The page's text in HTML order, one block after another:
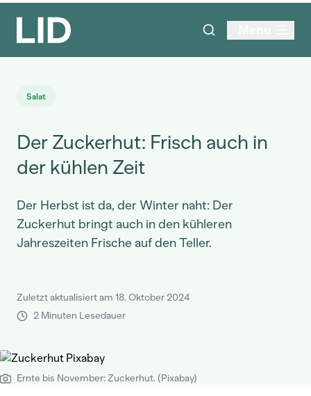
Salat
Der Zuckerhut: Frisch auch in
der kühlen Zeit
Der Herbst ist da, der Winter naht: Der
Zuckerhut bringt auch in den kühleren
Jahreszeiten Frische auf den Teller.
Zuletzt aktualisiert am 18. Oktober 2024
2 Minuten Lesedauer
Ernte bis November: Zuckerhut. (Pixabay)